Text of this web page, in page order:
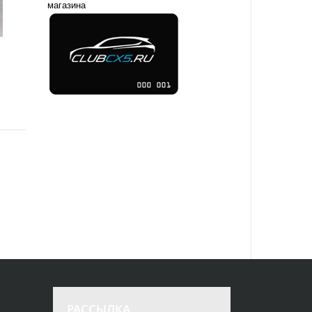
магазина